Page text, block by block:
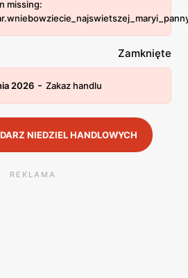
missing:
Zamknięte
2026 - Zakaz handlu
NIEDZIEL HANDLOWYCH
REKLAMA